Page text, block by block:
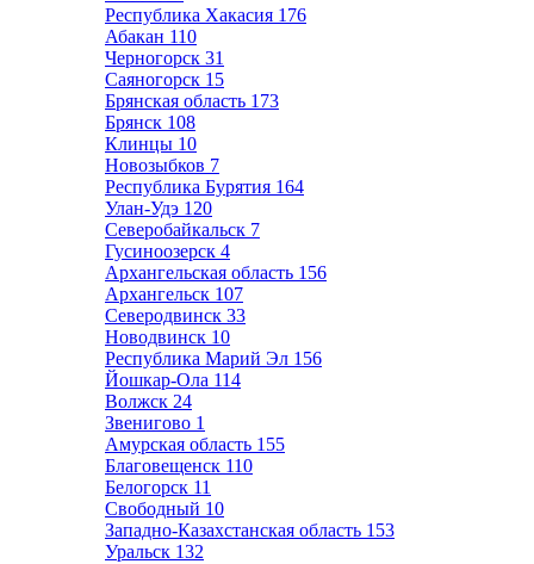
Республика Хакасия 176
Абакан 110
Черногорск 31
Саяногорск 15
Брянская область 173
Брянск 108
Клинцы 10
Новозыбков 7
Республика Бурятия 164
Улан-Удэ 120
Северобайкальск 7
Гусиноозерск 4
Архангельская область 156
Архангельск 107
Северодвинск 33
Новодвинск 10
Республика Марий Эл 156
Йошкар-Ола 114
Волжск 24
Звенигово 1
Амурская область 155
Благовещенск 110
Белогорск 11
Свободный 10
Западно-Казахстанская область 153
Уральск 132